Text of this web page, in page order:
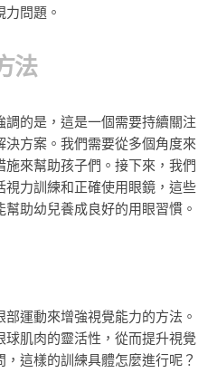
問題。
法
的是，這是一個需要持續關注
方案。我們需要從多個角度來
來幫助孩子們。接下來，我們
力訓練和正確使用眼鏡，這些
助幼兒養成良好的用眼習慣。
運動來增強視覺能力的方法。
肌肉的靈活性，從而提升視覺
這樣的訓練具體怎麼進行呢？